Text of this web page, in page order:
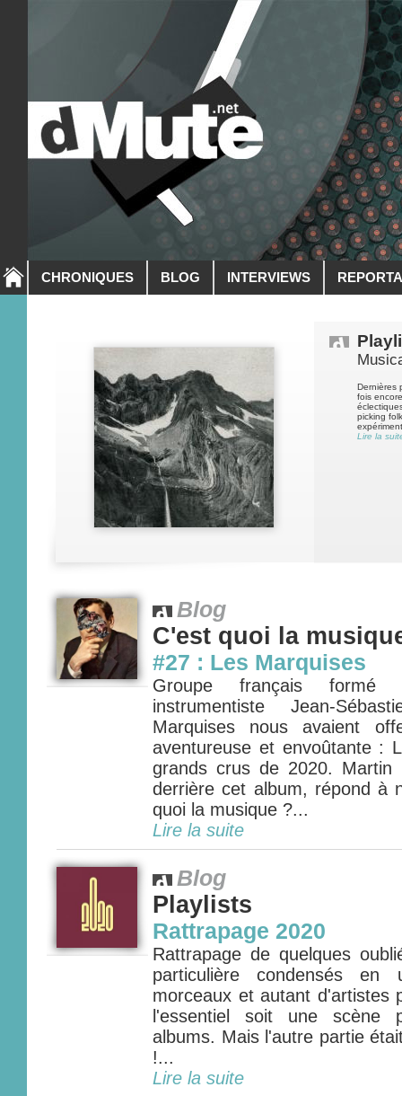
CHRONIQUES BLOG INTERVIEWS
Dernières
fois
picking
Lire la
Blog
C'est quoi la
#27 : Les Marquises
Groupe français
instrumentiste Jean-
Marquises nous avaient
aventureuse et envoûtante :
grands crus de 2020. Martin
derrière cet album, répond à
quoi la musique ?...
Lire la suite
Blog
Playlists
Rattrapage 2020
Rattrapage de quelques
particulière condensés
morceaux et autant d'artistes
l'essentiel soit une scène
albums. Mais l'autre partie
!...
Lire la suite